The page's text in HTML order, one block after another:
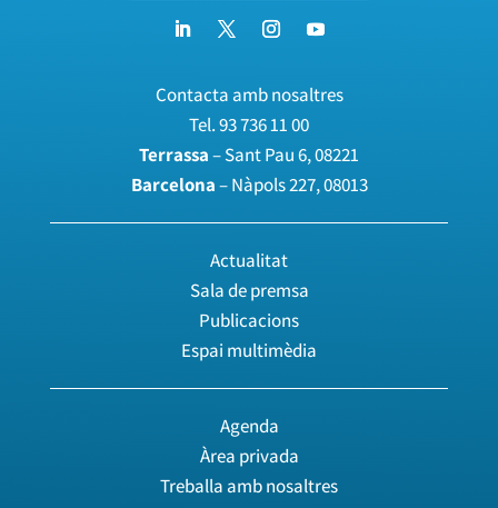
Contacta amb nosaltres
Tel.93 736 11 00
Terrassa– Sant Pau 6, 08221
Barcelona– Nàpols 227, 08013
Actualitat
Sala de premsa
Publicacions
Espai multimèdia
Agenda
Àrea privada
Treballa amb nosaltres